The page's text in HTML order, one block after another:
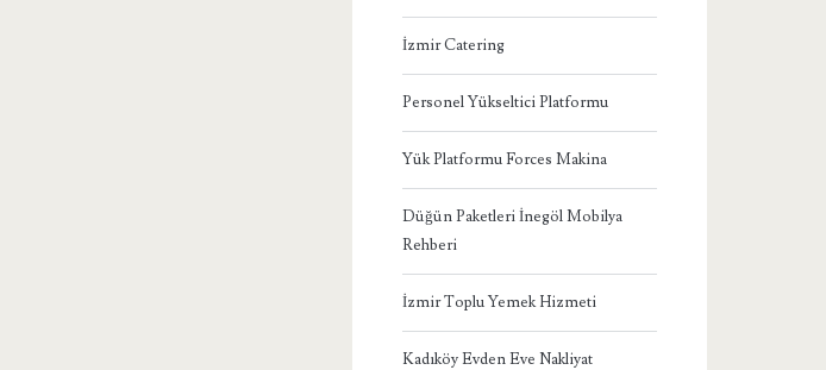
İzmir Catering
Personel Yükseltici Platformu
Yük Platformu Forces Makina
Düğün Paketleri İnegöl Mobilya
Rehberi
İzmir Toplu Yemek Hizmeti
Kadıköy Evden Eve Nakliyat